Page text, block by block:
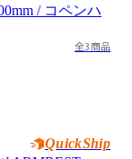
全3商品
QuickShip